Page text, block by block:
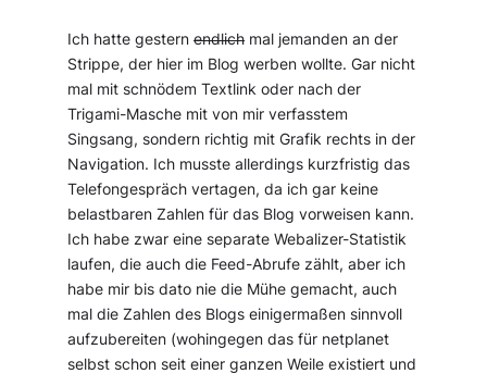
Ich hatte gesternendlich mal jemanden an der
Strippe, der hier im Blog werben wollte. Gar nicht
mal mit schnödem Textlink oder nach der
Trigami-Masche mit von mir verfasstem
Singsang, sondern richtig mit Grafik rechts in der
Navigation. Ich musste allerdings kurzfristig das
Telefongespräch vertagen, da ich gar keine
belastbaren Zahlen für das Blog vorweisen kann.
Ich habe zwar eine separate Webalizer-Statistik
laufen, die auch die Feed-Abrufe zählt, aber ich
habe mir bis dato nie die Mühe gemacht, auch
mal die Zahlen des Blogs einigermaßen sinnvoll
aufzubereiten (wohingegen das für netplanet
selbst schon seit einer ganzen Weile existiert und